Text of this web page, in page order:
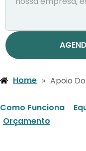
Home » Apoio
Como Funciona
Orçamento